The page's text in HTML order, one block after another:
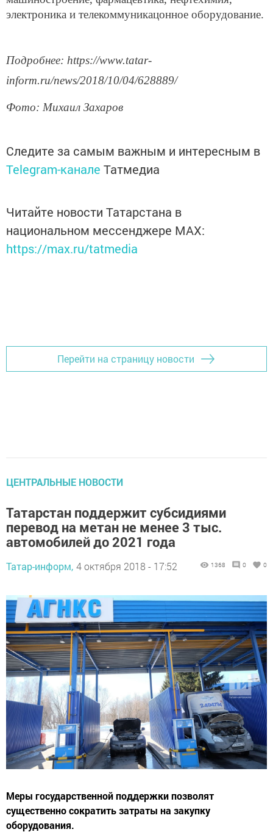
электроника и телекоммуникацонное оборудование.
Подробнее: https://www.tatar-
inform.ru/news/2018/10/04/628889/
Фото: Михаил Захаров
Следите за самым важным и интересным в
Telegram-канале Татмедиа
Читайте новости Татарстана в
национальном мессенджере MАХ:
https://max.ru/tatmedia
Перейти на страницу новости
ЦЕНТРАЛЬНЫЕ НОВОСТИ
Татарстан поддержит субсидиями
перевод на метан не менее 3 тыс.
автомобилей до 2021 года
Татар-информ, 4 октября 2018 - 17:52 1368 0 0
Меры государственной поддержки позволят
существенно сократить затраты на закупку
оборудования.